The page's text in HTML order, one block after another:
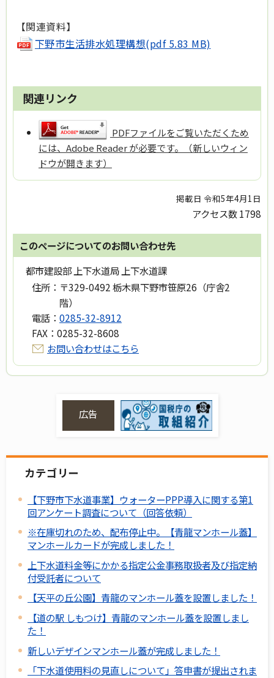
【関連資料】
下野市生活排水処理構想(pdf 5.83 MB)
関連リンク
PDFファイルをご覧いただくため
には、Adobe Reader が必要です。（新しいウィン
ドウが開きます）
掲載日 令和5年4月1日
アクセス数1798
このページについてのお問い合わせ先
都市建設部 上下水道局 上下水道課
住所： 〒329-0492 栃木県下野市笹原26（庁舎2
階）
電話： 0285-32-8912
FAX： 0285-32-8608
お問い合わせはこちら
広告
カテゴリー
【下野市下水道事業】ウォーターPPP導入に関する第1
回アンケート調査について（回答依頼）
※在庫切れのため、配布停止中。【青龍マンホール蓋】
マンホールカードが完成しました！
上下水道料金等にかかる指定公金事務取扱者及び指定納
付受託者について
【天平の丘公園】青龍のマンホール蓋を設置しました！
【道の駅 しもつけ】青龍のマンホール蓋を設置しまし
た！
新しいデザインマンホール蓋が完成しました！
「下水道使用料の見直しについて」答申書が提出されま